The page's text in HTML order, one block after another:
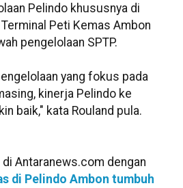
Pelindo khususnya di
Peti Kemas Ambon
pengelolaan SPTP.
yang fokus pada
kinerja Pelindo ke
baik," kata Rouland pula.
Antaranews.com dengan
di Pelindo Ambon tumbuh